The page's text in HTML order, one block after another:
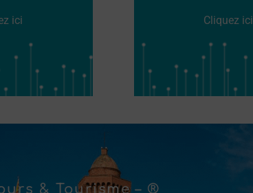
ici Cliquez ici
& Tourisme – ®